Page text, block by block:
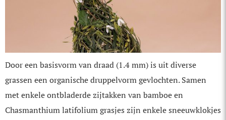
Door een basisvorm van draad (1.4 mm) is uit diverse
grassen een organische druppelvorm gevlochten. Samen
met enkele ontbladerde zijtakken van bamboe en
Chasmanthium latifolium grasjes zijn enkele sneeuwklokjes